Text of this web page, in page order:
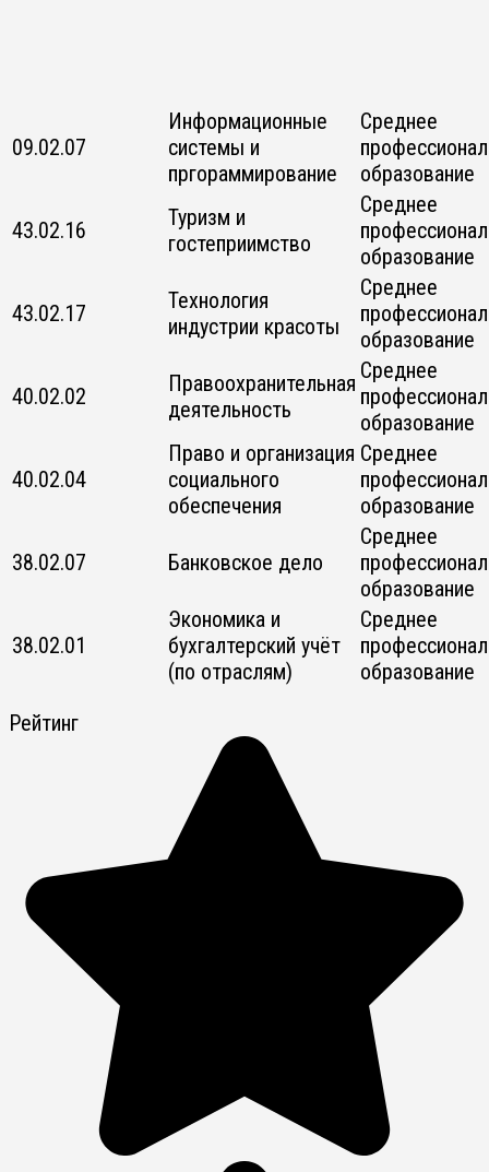
09.02.07
Информационные
системы и
пргораммирование
Среднее
образование
43.02.16
Туризм и
гостеприимство
Среднее
образование
43.02.17
Технология
индустрии красоты
Среднее
образование
40.02.02
Правоохранительная
деятельность
Среднее
образование
40.02.04
Право и организация
социального
обеспечения
Среднее
образование
38.02.07 Банковское дело
Среднее
образование
38.02.01
Экономика и
бухгалтерский учёт
(по отраслям)
Среднее
образование
Рейтинг